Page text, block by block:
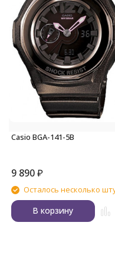
Casio BGA-141-5B
9 890₽
Осталось несколько
В корзину